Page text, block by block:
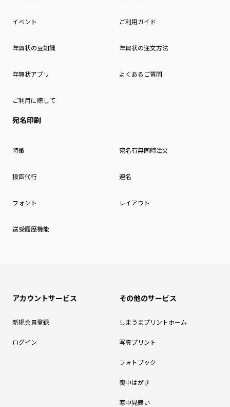
イベント ご利用ガイド
年賀状の豆知識 年賀状の注文方法
年賀状アプリ よくあるご質問
ご利用に際して
宛名印刷
特徴 宛名有無同時注文
投函代行 連名
フォント レイアウト
送受履歴機能
アカウントサービス
新規会員登録
ログイン
その他のサービス
しまうまプリントホーム
写真プリント
フォトブック
喪中はがき
寒中見舞い